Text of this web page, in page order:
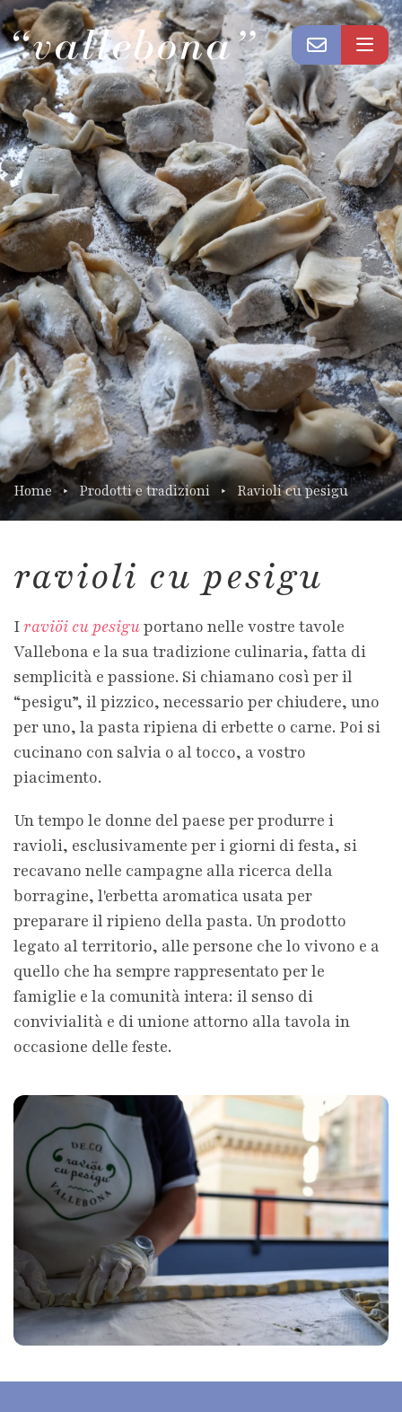
Home Prodotti e tradizioni Ravioli cu pesigu
ravioli cu pesigu
Iraviöi cu pesiguportano nelle vostre tavole
Vallebona e la sua tradizione culinaria, fatta di
semplicità e passione. Si chiamano così per il
“pesigu”, il pizzico, necessario per chiudere, uno
per uno, la pasta ripiena di erbette o carne. Poi si
cucinano con salvia o al tocco, a vostro
piacimento.
Un tempo le donne del paese per produrre i
ravioli, esclusivamente per i giorni di festa, si
recavano nelle campagne alla ricerca della
borragine, l'erbetta aromatica usata per
preparare il ripieno della pasta. Un prodotto
legato al territorio, alle persone che lo vivono e a
quello che ha sempre rappresentato per le
famiglie e la comunità intera: il senso di
convivialità e di unione attorno alla tavola in
occasione delle feste.